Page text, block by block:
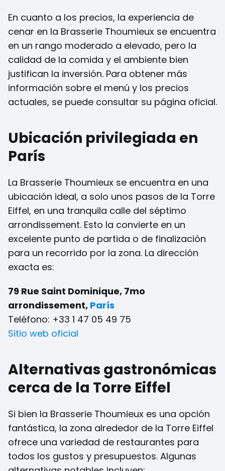
En cuanto a los precios, la experiencia de
cenar en la Brasserie Thoumieux se encuentra
en un rango moderado a elevado, pero la
calidad de la comida y el ambiente bien
justifican la inversión. Para obtener más
información sobre el menú y los precios
actuales, se puede consultar su página oficial.
Ubicación privilegiada en
París
La Brasserie Thoumieux se encuentra en una
ubicación ideal, a solo unos pasos de la Torre
Eiffel, en una tranquila calle del séptimo
arrondissement. Esto la convierte en un
excelente punto de partida o de finalización
para un recorrido por la zona. La dirección
exacta es:
79 Rue Saint Dominique, 7mo
arrondissement, París
Teléfono: +33 1 47 05 49 75
Sitio web oficial
Alternativas gastronómicas
cerca de la Torre Eiffel
Si bien la Brasserie Thoumieux es una opción
fantástica, la zona alrededor de la Torre Eiffel
ofrece una variedad de restaurantes para
todos los gustos y presupuestos. Algunas